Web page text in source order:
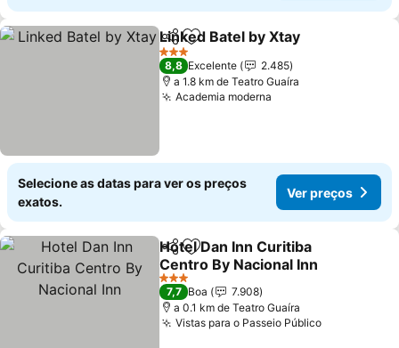
PartilharAdicionar aos favoritos
Linked Batel by Xtay
3 Estrelas
8,8 Excelente
2.485
a 1.8 km de Teatro Guaíra
Academia moderna
Selecione as datas para ver os preços
exatos.
Ver preços
PartilharAdicionar aos favoritos
Hotel Dan Inn Curitiba
Centro By Nacional Inn
Ver preços
3 Estrelas
7,7 Boa
7.908
a 0.1 km de Teatro Guaíra
Vistas para o Passeio PúblicoVer preços